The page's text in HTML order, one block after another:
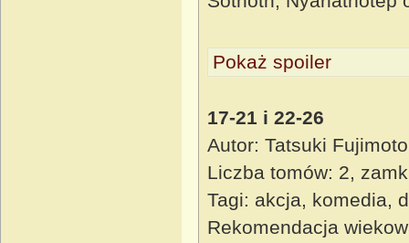
Pokaż spoiler
17-21 i 22-26
Autor: Tatsuki Fujimoto
Liczba tomów: 2,
Tagi: akcja, komedia,
Rekomendacja